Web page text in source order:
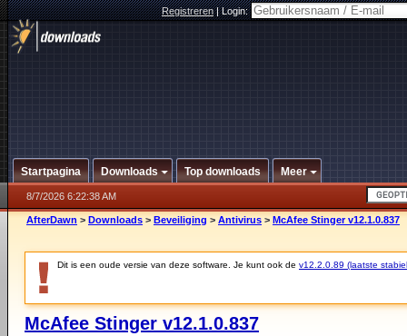
Registreren|Login:
Startpagina Downloads Top downloads Meer
8/7/2026 6:22:38 AM
AfterDawn > Downloads > Beveiliging > Antivirus > McAfee Stinger v12.1.0.837
Dit is een oude versie van deze software. Je kunt ook de v12.2.0.89 (laatste
McAfee Stinger v12.1.0.837